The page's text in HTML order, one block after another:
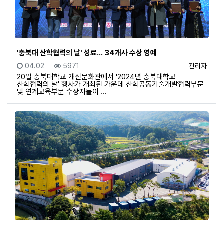
'충북대 산학협력의 날' 성료… 34개사 수상 영예
등록자
관리자
등록일
04.02 조회
5971
20일 충북대학교 개신문화관에서 '2024년 충북대학교
산학협력의 날' 행사가 개최된 가운데 산학공동기술개발협력부문
및 연계교육부문 수상자들이 …